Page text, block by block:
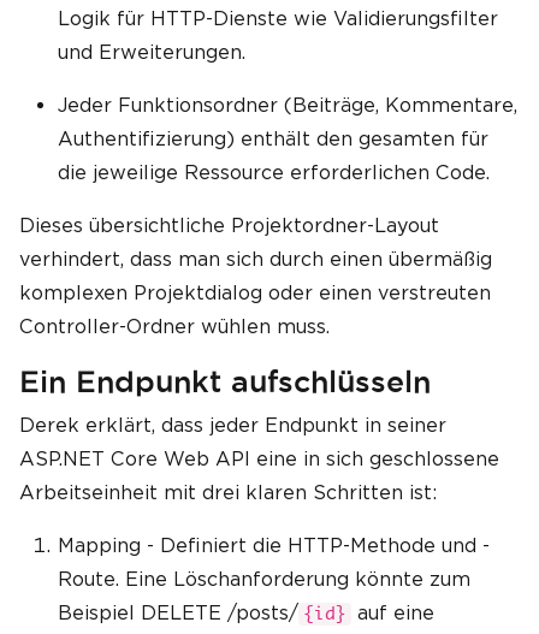
Logik für HTTP-Dienste wie Validierungsfilter
und Erweiterungen.
Jeder Funktionsordner (Beiträge, Kommentare,
Authentifizierung) enthält den gesamten für
die jeweilige Ressource erforderlichen Code.
Dieses übersichtliche Projektordner-Layout
verhindert, dass man sich durch einen übermäßig
komplexen Projektdialog oder einen verstreuten
Controller-Ordner wühlen muss.
Ein Endpunkt aufschlüsseln
Derek erklärt, dass jeder Endpunkt in seiner
ASP.NET Core Web API eine in sich geschlossene
Arbeitseinheit mit drei klaren Schritten ist:
Mapping - Definiert die HTTP-Methode und -
Route. Eine Löschanforderung könnte zum
Beispiel DELETE /posts/ {id}
auf eine